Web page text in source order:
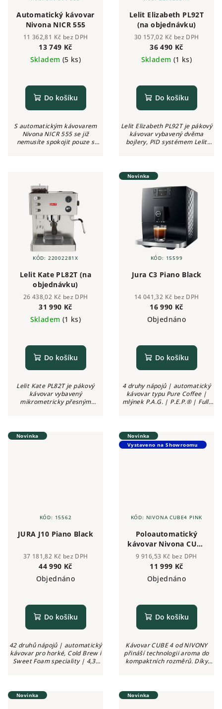
Automatický kávovar
Nivona NICR 555
11 362,81 Kč bez DPH
13 749 Kč
Skladem (5 ks)
Do košíku
S automatickým kávovarem
Nivona NICR 555 se již
nemusíte spokojit pouze s
Lelit Elizabeth PL92T
(na objednávku)
30 157,02 Kč bez DPH
36 490 Kč
Skladem (1 ks)
Do košíku
Lelit Elizabeth PL92T je pákový
kávovar vybavený dvěma
bojlery, PID systémem Lelit
Lelit Kate PL82T (na
objednávku)
26 438,02 Kč bez DPH
31 990 Kč
Skladem (1 ks)
Do košíku
Lelit Kate PL82T je pákový
kávovar vybavený
mikrometricky přesným
Schránka kávovaru je
celonerezová.
KÓD: 22002281X
Novinka
Jura C3 Piano Black
14 041,32 Kč bez DPH
16 990 Kč
Objednáno
Do košíku
4 druhy nápojů | automatický
kávovar typu Pure Coffee |
mlýnek P.A.G. | P.E.P.® | Full-
KÓD: 15599
Novinka
JURA J10 Piano Black
37 181,82 Kč bez DPH
44 990 Kč
Objednáno
Do košíku
42 druhů nápojů | automatický
kávovar pro horké, Cold Brew i
Sweet Foam speciality | 4,3"
KÓD: 15562
Novinka
Vystaveno na Showroomu
Poloautomatický
kávovar Nivona CUBE
4 PINK
9 916,53 Kč bez DPH
11 999 Kč
Objednáno
Do košíku
Kávovar CUBE 4 od NIVONY
přináší technologii aroma do
kompaktních rozměrů. Díky
Kávovar,...
KÓD: NIVONA CUBE4 PINK
Novinka Novinka